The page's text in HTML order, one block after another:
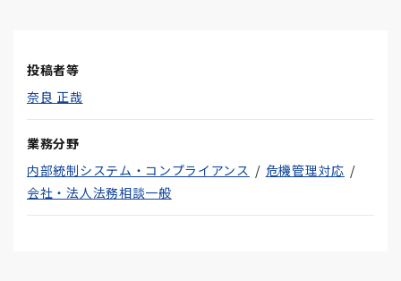
投稿者等
奈良 正哉
業務分野
内部統制システム・コンプライアンス
危機管理対応
会社・法人法務相談一般